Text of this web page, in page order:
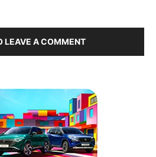
LEAVE A COMMENT